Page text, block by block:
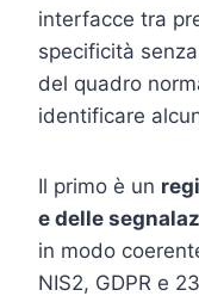
interfacce tra
specificità
del quadro
identificare
Il primo è un
e delle
in modo
NIS2, GDPR e